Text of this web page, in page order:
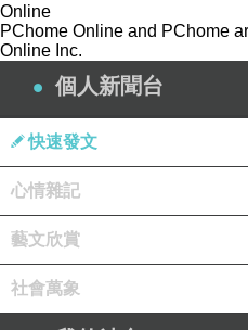
體滑落到她那
圓…我的天！
的生物學、
律，這不可
個小時之內
肚子！不會
Online
PChome Online and PChome
Online Inc.
個人新聞台
快速發文
心情雜記
藝文欣賞
社會萬象